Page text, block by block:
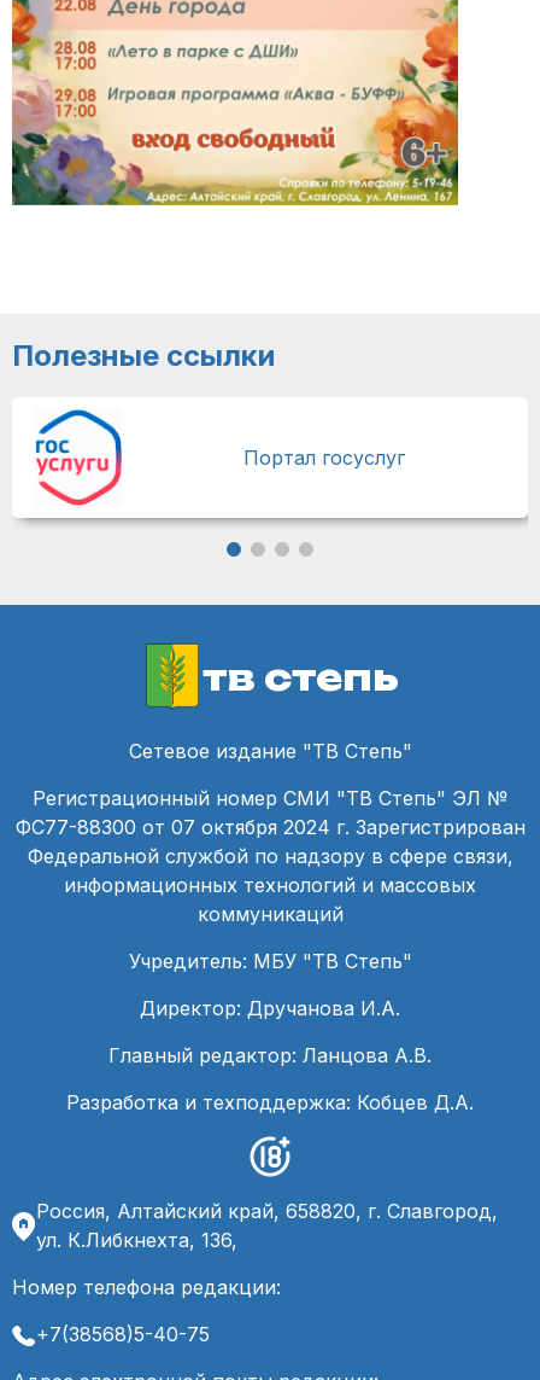
Полезные ссылки
Портал госуслуг
тв степь
Сетевое издание "ТВ Степь"
Регистрационный номер СМИ "ТВ Степь" ЭЛ №
ФС77-88300 от 07 октября 2024 г. Зарегистрирован
Федеральной службой по надзору в сфере связи,
информационных технологий и массовых
коммуникаций
Учредитель: МБУ "ТВ Степь"
Директор: Дручанова И.А.
Главный редактор: Ланцова А.В.
Разработка и техподдержка: Кобцев Д.А.
Россия, Алтайский край, 658820, г. Славгород,
ул. К.Либкнехта, 136,
Номер телефона редакции:
+7(38568)5-40-75